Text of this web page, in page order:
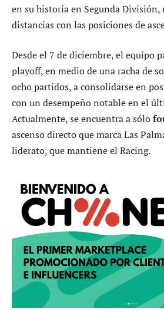
en su historia en Segunda División,
distancias con las posiciones de
Desde el 7 de diciembre, el equipo
playoff, en medio de una racha de
ocho partidos, a consolidarse en
con un desempeño notable en el
Actualmente, se encuentra a sólo
ascenso directo que marca Las
liderato, que mantiene el Racing.